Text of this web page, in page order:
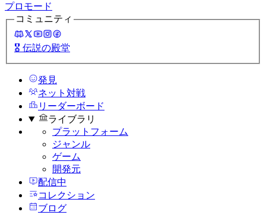
プロモード
コミュニティ
🎖️ 伝説の殿堂
発見
ネット対戦
リーダーボード
ライブラリ
プラットフォーム
ジャンル
ゲーム
開発元
配信中
コレクション
ブログ